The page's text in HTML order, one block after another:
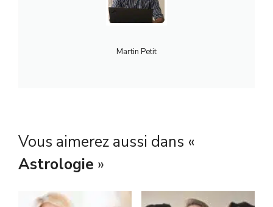
Martin Petit
Vous aimerez aussi dans «
Astrologie »